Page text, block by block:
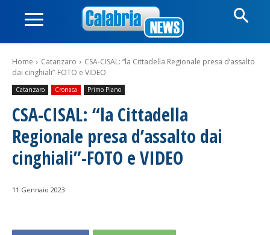
Home Catanzaro
CSA-CISAL: “la Cittadella Regionale presa d’assalto
dai cinghiali”-FOTO e VIDEO
Catanzaro Cronaca Primo Piano
CSA-CISAL: “la Cittadella
Regionale presa d’assalto dai
cinghiali”-FOTO e VIDEO
11 Gennaio 2023